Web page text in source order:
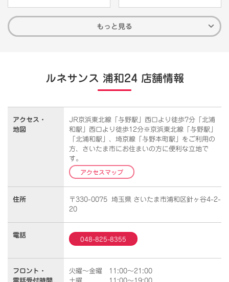
もっと見る
ルネサンス 浦和24 店舗情報
アクセス・
地図
JR京浜東北線「与野駅」西口より徒歩7分「北浦
和駅」西口より徒歩12分※京浜東北線「与野駅」
「北浦和駅」、埼京線「与野本町駅」をご利用の
方、さいたま市にお住まいの方に便利な立地で
す。
アクセスマップ
住所
〒330-0075 埼玉県 さいたま市浦和区針ヶ谷4-2-
20
電話
048-825-8355
フロント・
電話受付時間
火曜～金曜 11:00～21:00
土曜 11:00～19:00